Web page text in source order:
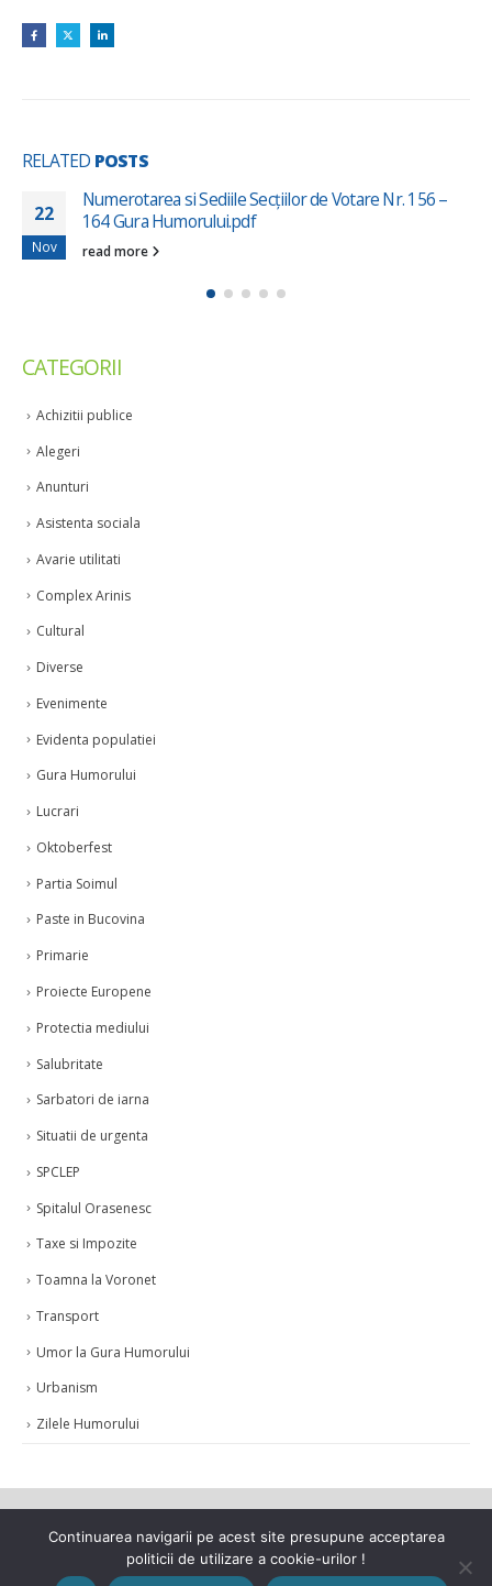
RELATED POSTS
13
May
Anunt sectii de votare Gura Humorului
No files found.
read more
CATEGORII
Achizitii publice
Alegeri
Anunturi
Asistenta sociala
Avarie utilitati
Complex Arinis
Cultural
Diverse
Evenimente
Evidenta populatiei
Gura Humorului
Lucrari
Oktoberfest
Partia Soimul
Paste in Bucovina
Primarie
Proiecte Europene
Protectia mediului
Salubritate
Sarbatori de iarna
Situatii de urgenta
SPCLEP
Spitalul Orasenesc
Taxe si Impozite
Toamna la Voronet
Transport
Umor la Gura Humorului
Urbanism
Zilele Humorului
© Copyright 2021. Toate drepturile rezervate.
Continuarea navigarii pe acest site presupune acceptarea
politicii de utilizare a cookie-urilor !